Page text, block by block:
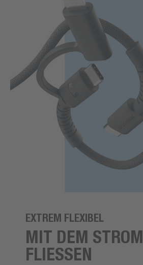
EXTREM FLEXIBEL
MIT DEM STROM
FLIESSEN